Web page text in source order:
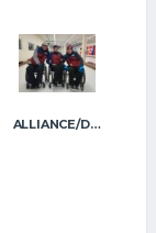
ALLIANCE/DIMBOVSKIS